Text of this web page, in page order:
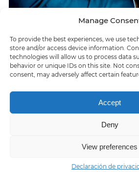
Manage
To provide the best experiences, we use
store and/or access device information.
technologies will allow us to process data
behavior or unique IDs on this site. Not
consent, may adversely affect certain
Accept
Deny
View preferences
Declaración de
ÚLTIMAS RESPUESTAS
Prestan sus servicios en una embarcación
> Eris era la diosa griega de la _
Privacy policy